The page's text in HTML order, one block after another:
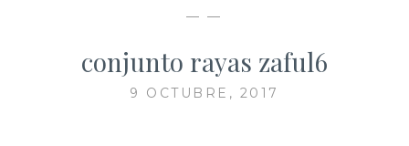
— —
conjunto rayas zaful6
9 OCTUBRE, 2017